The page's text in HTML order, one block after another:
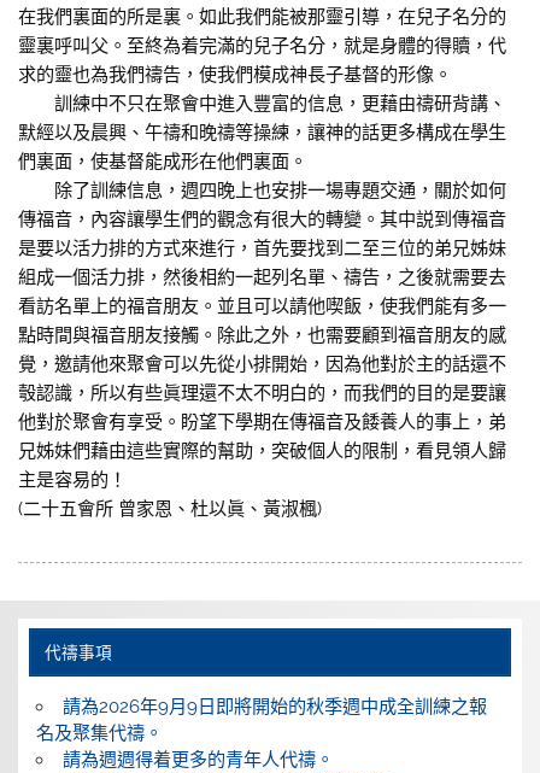
在我們裏面的所是裏。如此我們能被那靈引導，在兒子名分的
靈裏呼叫父。至終為着完滿的兒子名分，就是身體的得贖，代
求的靈也為我們禱告，使我們模成神長子基督的形像。
訓練中不只在聚會中進入豐富的信息，更藉由禱研背講、
默經以及晨興、午禱和晚禱等操練，讓神的話更多構成在學生
們裏面，使基督能成形在他們裏面。
除了訓練信息，週四晚上也安排一場專題交通，關於如何
傳福音，內容讓學生們的觀念有很大的轉變。其中説到傳福音
是要以活力排的方式來進行，首先要找到二至三位的弟兄姊妹
組成一個活力排，然後相約一起列名單、禱告，之後就需要去
看訪名單上的福音朋友。並且可以請他喫飯，使我們能有多一
點時間與福音朋友接觸。除此之外，也需要顧到福音朋友的感
覺，邀請他來聚會可以先從小排開始，因為他對於主的話還不
彀認識，所以有些眞理還不太不明白的，而我們的目的是要讓
他對於聚會有享受。盼望下學期在傳福音及餧養人的事上，弟
兄姊妹們藉由這些實際的幫助，突破個人的限制，看見領人歸
主是容易的！
(二十五會所 曾家恩、杜以眞、黃淑楓)
代禱事項
請為2026年9月9日即將開始的秋季週中成全訓練之報
名及聚集代禱。
請為週週得着更多的青年人代禱。